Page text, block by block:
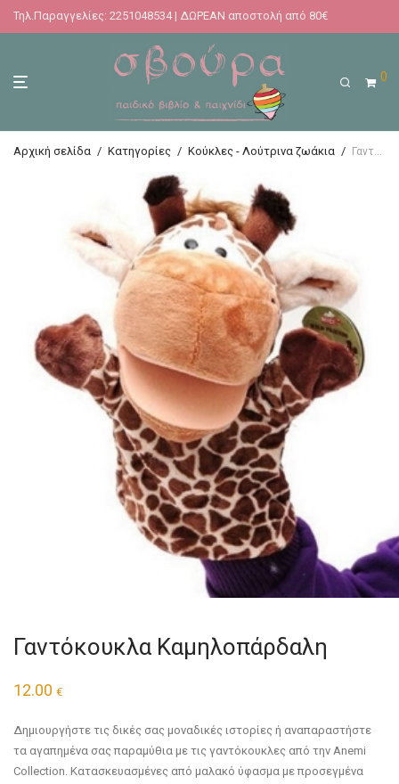
Τηλ.Παραγγελίες: 2251048534 | ΔΩΡΕΑΝ αποστολή από 80€
0
Αρχική σελίδα / Κατηγορίες / Κούκλες - Λούτρινα ζωάκια / Γαντόκουκλα Καμηλοπάρδαλη
Γαντόκουκλα Καμηλοπάρδαλη
12.00 €
Δημιουργήστε τις δικές σας μοναδικές ιστορίες ή αναπαραστήστε
τα αγαπημένα σας παραμύθια με τις γαντόκουκλες από την Anemi
Collection. Κατασκευασμένες από μαλακό ύφασμα με προσεγμένα